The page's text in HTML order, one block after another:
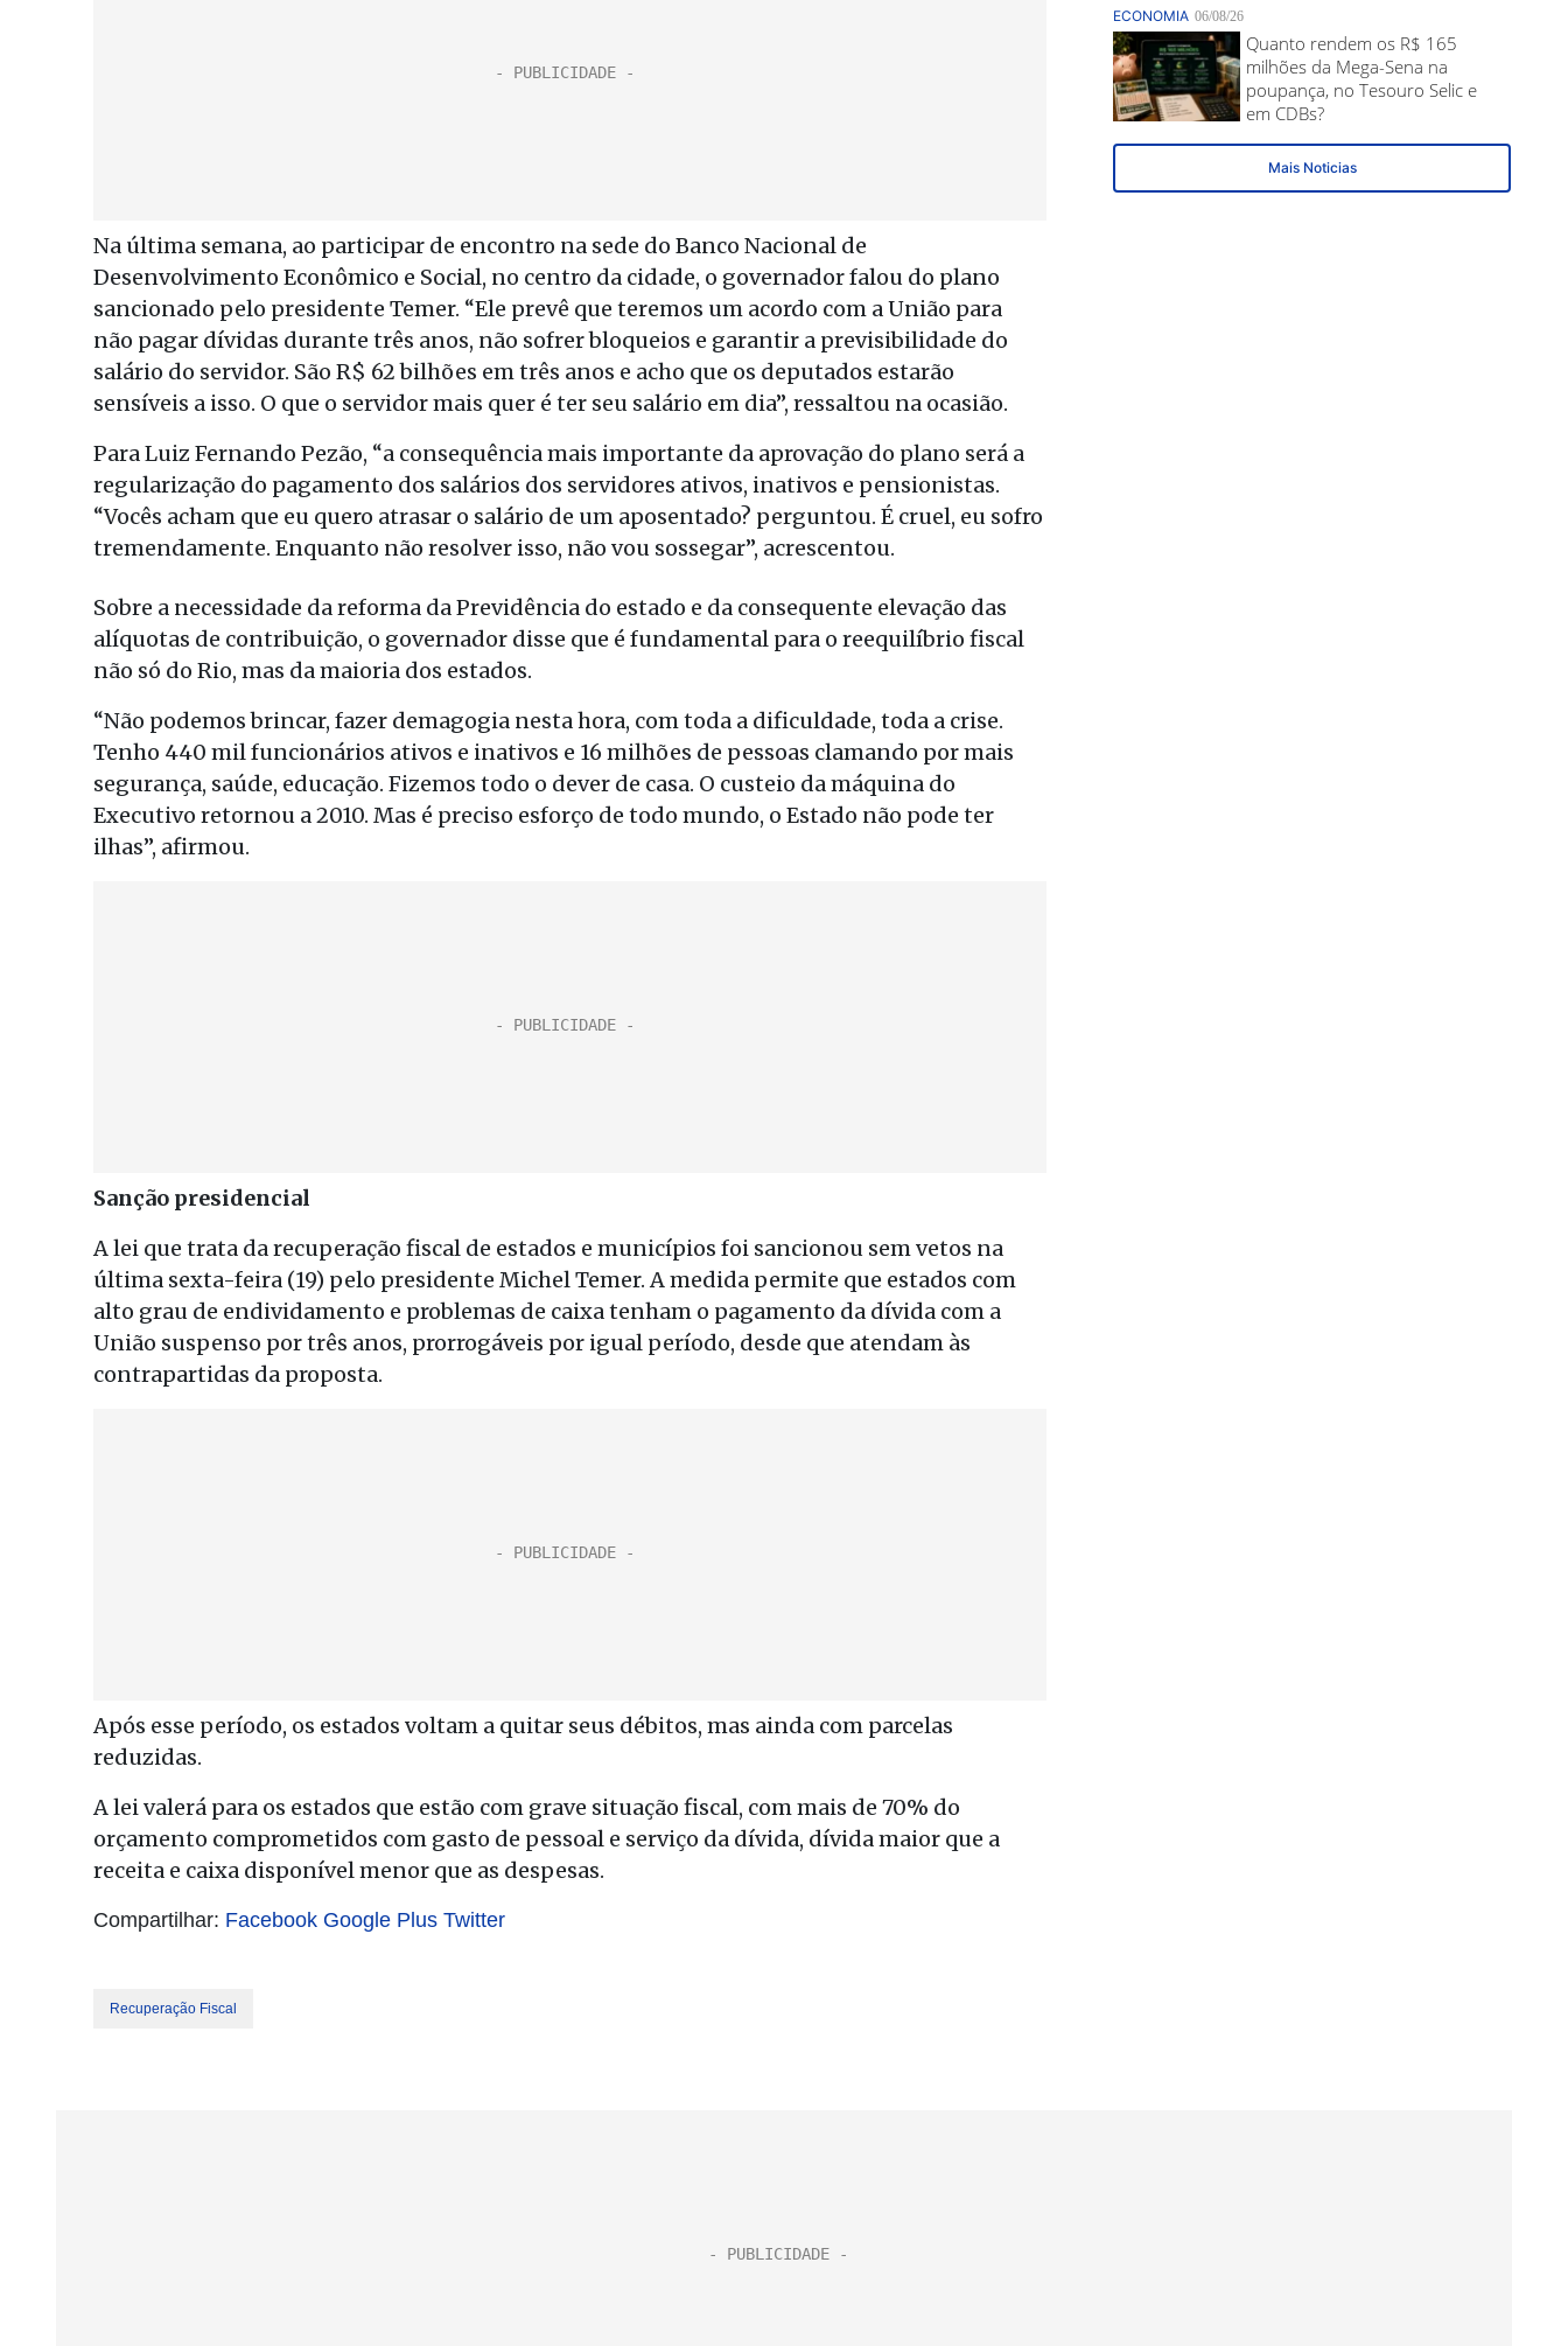
Na última semana, ao participar de encontro na sede do Banco Nacional de
Desenvolvimento Econômico e Social, no centro da cidade, o governador falou do plano
sancionado pelo presidente Temer. “Ele prevê que teremos um acordo com a União para
não pagar dívidas durante três anos, não sofrer bloqueios e garantir a previsibilidade do
salário do servidor. São R$ 62 bilhões em três anos e acho que os deputados estarão
sensíveis a isso. O que o servidor mais quer é ter seu salário em dia”, ressaltou na ocasião.
Para Luiz Fernando Pezão, “a consequência mais importante da aprovação do plano será a
regularização do pagamento dos salários dos servidores ativos, inativos e pensionistas.
“Vocês acham que eu quero atrasar o salário de um aposentado? perguntou. É cruel, eu sofro
tremendamente. Enquanto não resolver isso, não vou sossegar”, acrescentou.
Sobre a necessidade da reforma da Previdência do estado e da consequente elevação das
alíquotas de contribuição, o governador disse que é fundamental para o reequilíbrio fiscal
não só do Rio, mas da maioria dos estados.
“Não podemos brincar, fazer demagogia nesta hora, com toda a dificuldade, toda a crise.
Tenho 440 mil funcionários ativos e inativos e 16 milhões de pessoas clamando por mais
segurança, saúde, educação. Fizemos todo o dever de casa. O custeio da máquina do
Executivo retornou a 2010. Mas é preciso esforço de todo mundo, o Estado não pode ter
ilhas”, afirmou.
Sanção presidencial
A lei que trata da recuperação fiscal de estados e municípios foi sancionou sem vetos na
última sexta-feira (19) pelo presidente Michel Temer. A medida permite que estados com
alto grau de endividamento e problemas de caixa tenham o pagamento da dívida com a
União suspenso por três anos, prorrogáveis por igual período, desde que atendam às
contrapartidas da proposta.
Após esse período, os estados voltam a quitar seus débitos, mas ainda com parcelas
reduzidas.
A lei valerá para os estados que estão com grave situação fiscal, com mais de 70% do
orçamento comprometidos com gasto de pessoal e serviço da dívida, dívida maior que a
receita e caixa disponível menor que as despesas.
Compartilhar: Facebook Google Plus Twitter
Recuperação Fiscal